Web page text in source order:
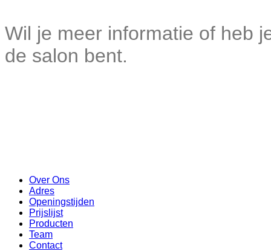
Wil je meer informatie of heb
de salon bent.
Over Ons
Adres
Openingstijden
Prijslijst
Producten
Team
Contact